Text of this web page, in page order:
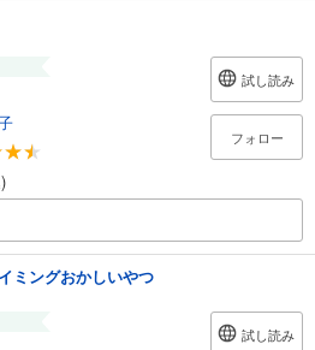
試し読み
フォロー
ミングおかしいやつ
試し読み